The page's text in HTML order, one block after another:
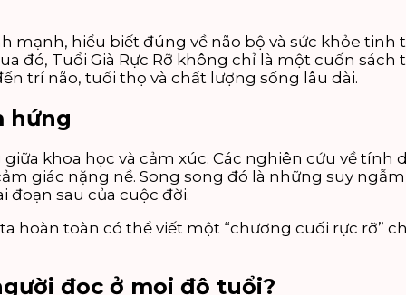
mạnh, hiểu biết đúng về não bộ và sức khỏe tinh
đó, Tuổi Già Rực Rỡ không chỉ là một cuốn
trí não, tuổi thọ và chất lượng sống lâu dài.
hứng
khoa học và cảm xúc. Các nghiên cứu về tính
giác nặng nề. Song song đó là những suy
đoạn sau của cuộc đời.
hoàn toàn có thể viết một “chương cuối rực rỡ”
đọc ở mọi độ tuổi?